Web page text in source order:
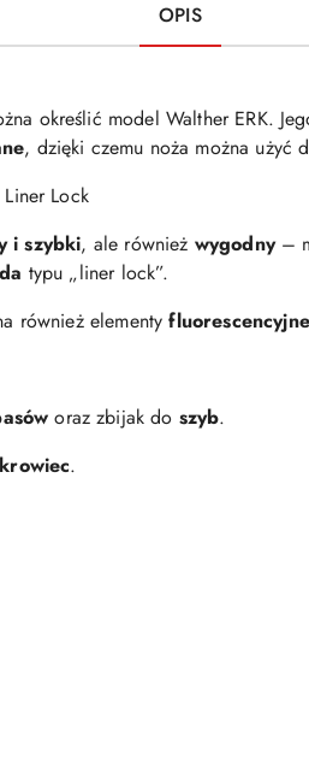
OPIS
określić model Walther ERK.
, dzięki czemu noża można użyć
Lock
i szybki, ale również wygodny –
typu „liner lock”.
również elementyfluorescencyjne
oraz zbijak do szyb.
.